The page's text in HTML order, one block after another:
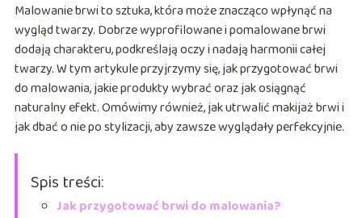
Malowanie brwi to sztuka, która może znacząco wpłynąć na
wygląd twarzy. Dobrze wyprofilowane i pomalowane brwi
dodają charakteru, podkreślają oczy i nadają harmonii całej
twarzy. W tym artykule przyjrzymy się, jak przygotować brwi
do malowania, jakie produkty wybrać oraz jak osiągnąć
naturalny efekt. Omówimy również, jak utrwalić makijaż brwi i
jak dbać o nie po stylizacji, aby zawsze wyglądały perfekcyjnie.
Spis treści:
Jak przygotować brwi do malowania?